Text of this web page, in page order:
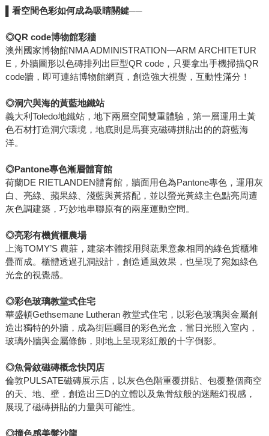
▌看空間色彩如何成為吸睛關鍵──
◎QR code博物館彩牆
澳州國家博物館NMA ADMINISTRATION—ARM ARCHITETUR
E，外牆圖形以色磚排列出巨型QR code，只要拿出手機掃描QR
code牆，即可連結博物館網頁，創造強大視覺，互動性滿分！
◎洞穴與海的黃藍地鐵站
義大利Toledo地鐵站，地下兩層空間雙重體驗，第一層運用土黃
色石材打造洞穴環境，地底則是馬賽克磁磚拼貼出的的蔚藍海
洋。
◎Pantone專色漸層體育館
荷蘭DE RIETLANDEN體育館，牆面用色為Pantone專色，運用灰
白、亮綠、蘋果綠、淺藍與黃搭配，並以螢光黃綠主色點亮周遭
灰色調建築，巧妙地串聯原有的兩座運動空間。
◎亮彩有機貨櫃農場
上海TOMY’S 農莊，建築本體採用與蔬果意象相同的綠色貨櫃堆
疊而成。櫃體透過孔洞設計，創造通風效果，也呈現了宛如綠色
光盒的視覺感。
◎彩色玻璃教堂式住宅
華盛頓Gethsemane Lutheran 教堂式住宅，以彩色玻璃與金屬創
造出獨特的外牆，成為街區矚目的彩色光盒，當日光照入室內，
玻璃外牆與金屬條飾，則地上呈現彩紅般的十字倒影。
◎魚骨紋磁磚概念快閃店
倫敦PULSATE磁磚展示店，以灰色色階重覆拼貼、包覆整個商空
的天、地、壁，創造出三D的立體以及魚骨紋般的迷離幻視感，
展現了磁磚拼貼的力量與可能性。
◎撞色感美髮沙龍